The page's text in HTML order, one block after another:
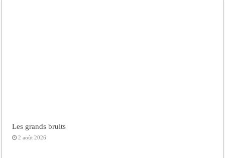
Les grands bruits
2 août 2026